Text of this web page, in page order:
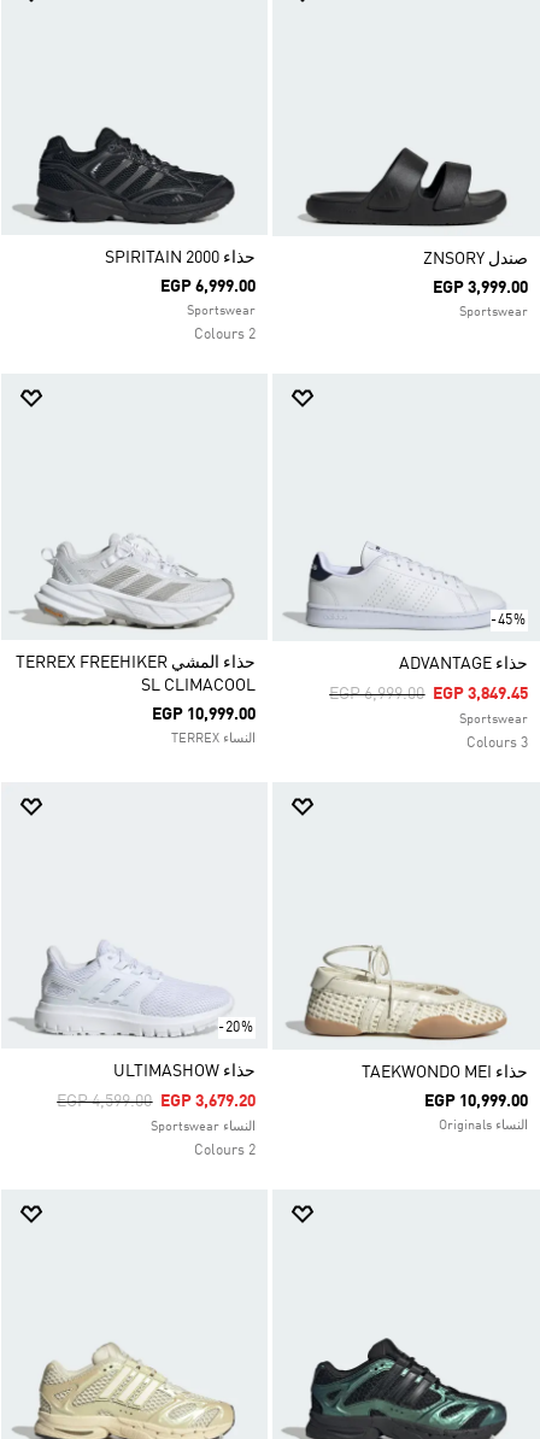
صندل ZNSORY
EGP 3,999.00
Sportswear
حذاء SPIRITAIN 2000
EGP 6,999.00
Sportswear
2 Colours
-45%
حذاء ADVANTAGE
Price Reduced From
EGP 6,999.00ToEGP 3,849.45
Sportswear
3 Colours
حذاء المشي TERREX FREEHIKER
SL CLIMACOOL
EGP 10,999.00
النساء TERREX
حذاء TAEKWONDO MEI
EGP 10,999.00
النساء Originals
-20%
حذاء ULTIMASHOW
Price Reduced From
EGP 4,599.00ToEGP 3,679.20
النساء Sportswear
2 Colours